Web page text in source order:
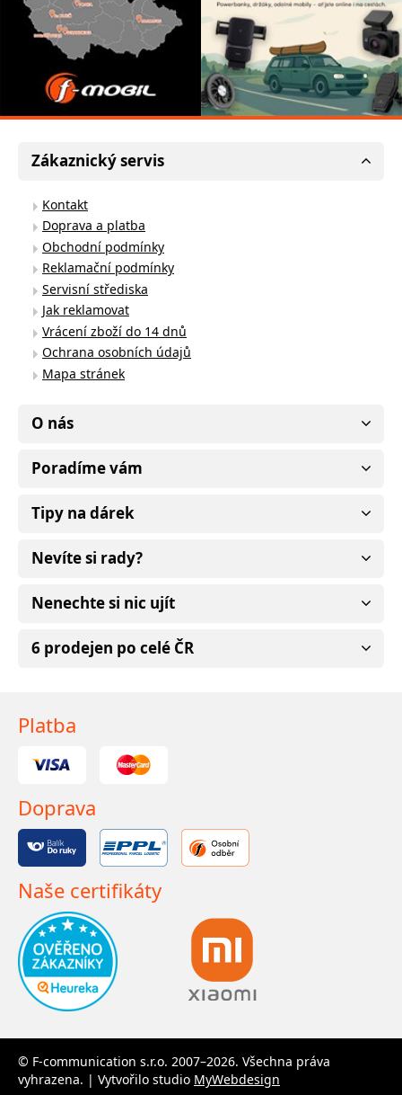
Zákaznický servis
Kontakt
Doprava a platba
Obchodní podmínky
Reklamační podmínky
Servisní střediska
Jak reklamovat
Vrácení zboží do 14 dnů
Ochrana osobních údajů
Mapa stránek
O nás
Poradíme vám
Tipy na dárek
Nevíte si rady?
Nenechte si nic ujít
6 prodejen po celé ČR
Platba
Doprava
Naše certifikáty
© F-communication s.r.o. 2007–2026. Všechna práva
vyhrazena. | Vytvořilo studio MyWebdesign